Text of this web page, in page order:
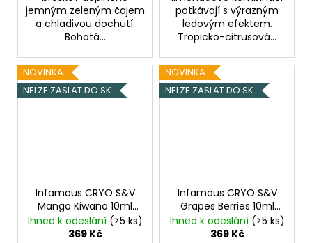
jemným zeleným čajem
a chladivou dochutí.
Bohatá...
potkávají s výrazným
ledovým efektem.
Tropicko-citrusová...
NOVINKA
NELZE ZASLAT DO SK
Infamous CRYO S&V
Mango Kiwano 10ml
Chladivé Kiwano s
mangem
Ihned k odeslání (>5 ks)
369 Kč
NOVINKA
NELZE ZASLAT DO SK
Infamous CRYO S&V
Grapes Berries 10ml
Ledové hroznové víno
s lesními plody
Ihned k odeslání (>5 ks)
369 Kč